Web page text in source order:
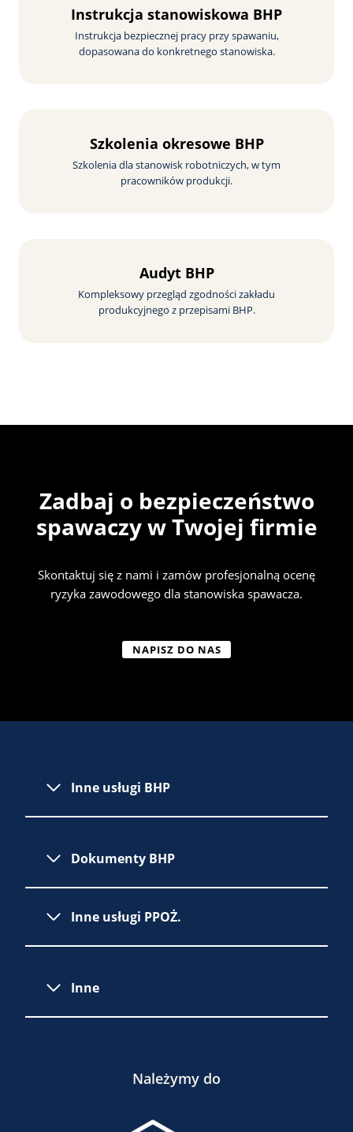
Instrukcja stanowiskowa BHP
Instrukcja bezpiecznej pracy przy spawaniu,
dopasowana do konkretnego stanowiska.
Szkolenia okresowe BHP
Szkolenia dla stanowisk robotniczych, w tym
pracowników produkcji.
Audyt BHP
Kompleksowy przegląd zgodności zakładu
produkcyjnego z przepisami BHP.
Zadbaj o bezpieczeństwo
spawaczy w Twojej firmie
Skontaktuj się z nami i zamów profesjonalną ocenę
ryzyka zawodowego dla stanowiska spawacza.
NAPISZ DO NAS
Inne usługi BHP
Dokumenty BHP
Inne usługi PPOŻ.
Inne
Należymy do